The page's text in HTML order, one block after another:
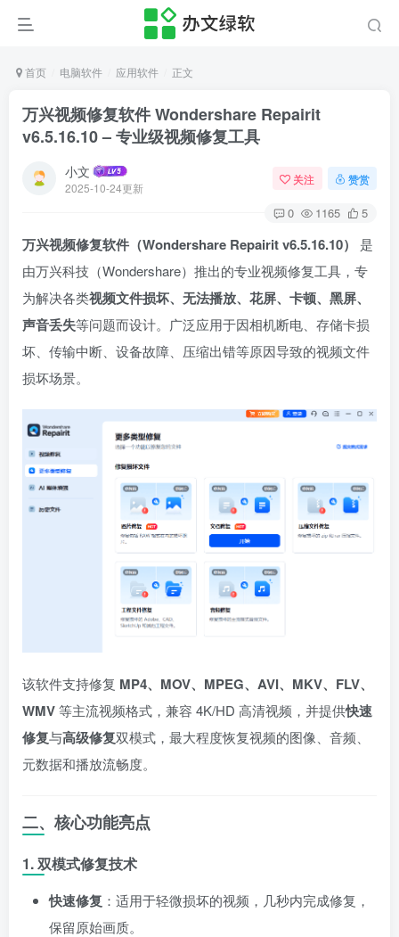
首页 电脑软件 应用软件 正文
万兴视频修复软件 Wondershare Repairit
v6.5.16.10 – 专业级视频修复工具
小文
2025-10-24更新
关注 赞赏
0 1165 5
万兴视频修复软件（Wondershare Repairit v6.5.16.10）
是
由万兴科技（Wondershare）推出的专业视频修复工具，专
为解决各类视频文件损坏、无法播放、花屏、卡顿、黑屏、
声音丢失等问题而设计。广泛应用于因相机断电、存储卡损
坏、传输中断、设备故障、压缩出错等原因导致的视频文件
损坏场景。
该软件支持修复 MP4、MOV、MPEG、AVI、MKV、FLV、
WMV等主流视频格式，兼容 4K/HD 高清视频，并提供快速
修复与高级修复双模式，最大程度恢复视频的图像、音频、
元数据和播放流畅度。
二、核心功能亮点
1. 双模式修复技术
快速修复 ：适用于轻微损坏的视频，几秒内完成修复，
保留原始画质。